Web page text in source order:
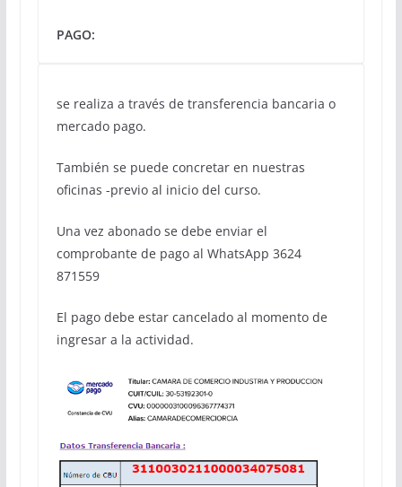
PAGO:
se realiza a través de transferencia bancaria o
mercado pago.
También se puede concretar en nuestras
oficinas -previo al inicio del curso.
Una vez abonado se debe enviar el
comprobante de pago al WhatsApp 3624
871559
El pago debe estar cancelado al momento de
ingresar a la actividad.